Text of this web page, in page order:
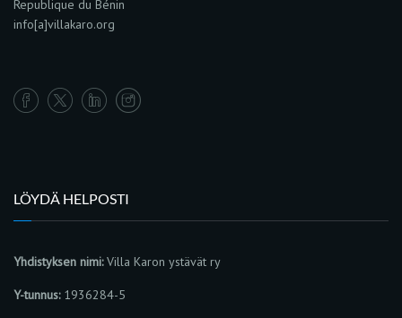
Republique du Bénin
info[a]villakaro.org
LÖYDÄ HELPOSTI
Yhdistyksen nimi:Villa Karon ystävät ry
Y-tunnus:1936284-5